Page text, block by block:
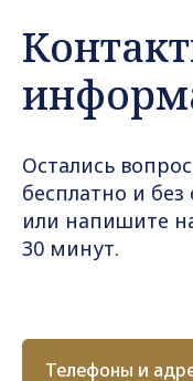
Остались
бесплатно и без
или напишите
30 минут.